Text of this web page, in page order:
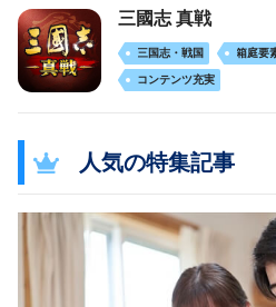
三國志 真戦
三国志・戦国 箱庭要
コンテンツ充実
人気の特集記事